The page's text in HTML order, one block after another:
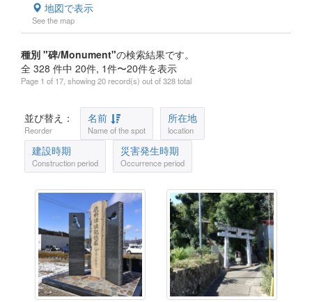
地図で表示
See the map
種別 "碑/Monument"の検索結果です。
全 328 件中 20件, 1件〜20件を表示
Page 1 of 17, showing 20 record(s) out of 328 total
並び替え：
Reorder
名前
Name of the spot
所在地
location
建設時期
Construction period
災害発生時期
Occurrence period